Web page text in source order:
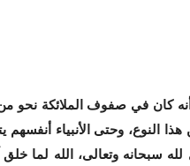
كان في صفوف الملائكة نحو
النوع، وحتى الأنبياء أنفسهم
سبحانه وتعالى، الله لما خلق